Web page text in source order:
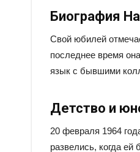
Биография
Свой юбилей
последнее время
язык с бывшими
Детство и
20 февраля 1964
развелись, когда